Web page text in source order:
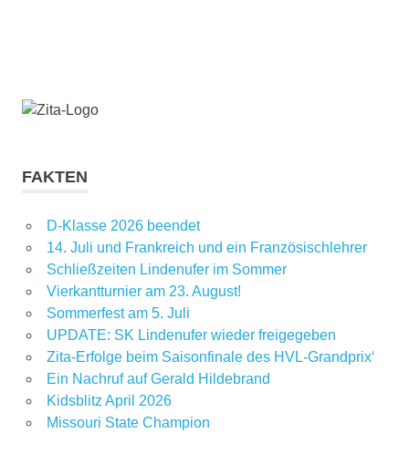
FAKTEN
D-Klasse 2026 beendet
14. Juli und Frankreich und ein Französischlehrer
Schließzeiten Lindenufer im Sommer
Vierkantturnier am 23. August!
Sommerfest am 5. Juli
UPDATE: SK Lindenufer wieder freigegeben
Zita-Erfolge beim Saisonfinale des HVL-Grandprix‘
Ein Nachruf auf Gerald Hildebrand
Kidsblitz April 2026
Missouri State Champion